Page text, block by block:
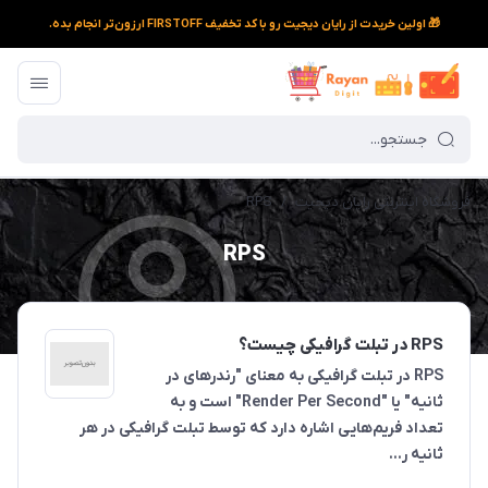
🎁 اولین خریدت از رایان دیجیت رو با کد تخفیف FIRSTOFF ارزون‌تر انجام بده.
فروشگاه اینترنتی رایان دیجیت /
RPS
RPS
RPS در تبلت گرافیکی چیست؟
RPS در تبلت گرافیکی به معنای "رندرهای در
ثانیه" یا "Render Per Second" است و به
تعداد فریم‌هایی اشاره دارد که توسط تبلت گرافیکی در هر
ثانیه ر...